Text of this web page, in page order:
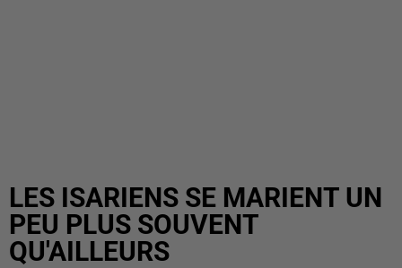
LES ISARIENS SE MARIENT UN
PEU PLUS SOUVENT
QU'AILLEURS